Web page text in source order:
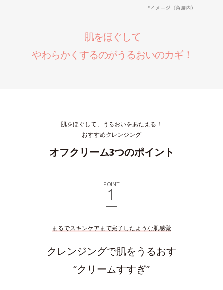
肌をほぐして
やわらかくするのがうるおいのカギ！
肌をほぐして、うるおいをあたえる！
おすすめクレンジング
オフクリーム3つのポイント
POINT
1
まるでスキンケアまで完了したような肌感覚
クレンジングで肌をうるおす
“クリームすすぎ”